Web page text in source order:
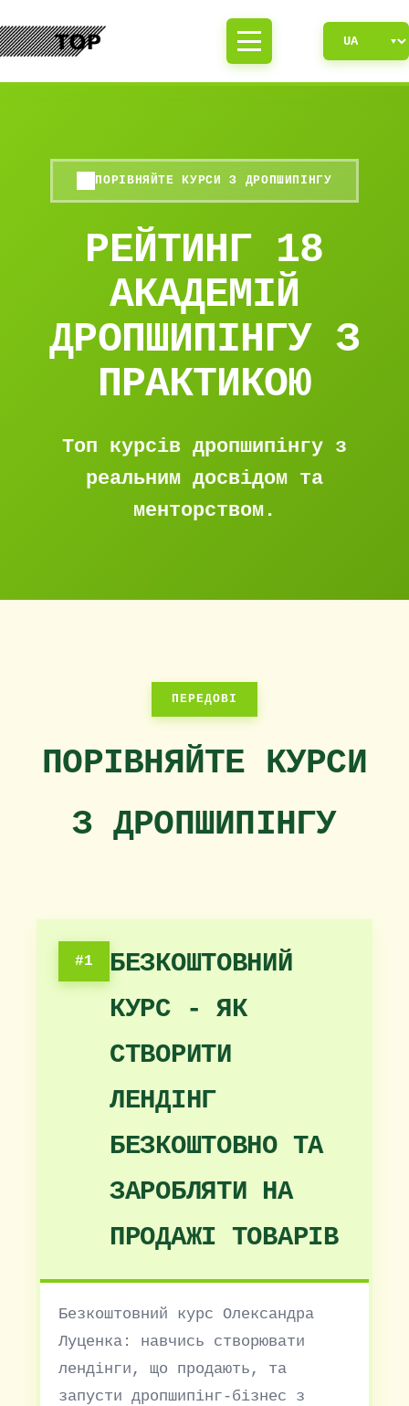
ПОРІВНЯЙТЕ КУРСИ З ДРОПШИПІНГУ
РЕЙТИНГ 18
АКАДЕМІЙ
ДРОПШИПІНГУ З
ПРАКТИКОЮ
Топ курсів дропшипінгу з
реальним досвідом та
менторством.
ПЕРЕДОВІ
ПОРІВНЯЙТЕ КУРСИ
З ДРОПШИПІНГУ
#1
БЕЗКОШТОВНИЙ
КУРС - ЯК
СТВОРИТИ
ЛЕНДІНГ
БЕЗКОШТОВНО ТА
ЗАРОБЛЯТИ НА
ПРОДАЖІ ТОВАРІВ
Безкоштовний курс Олександра
Луценка: навчись створювати
лендінги, що продають, та
запусти дропшипінг-бізнес з